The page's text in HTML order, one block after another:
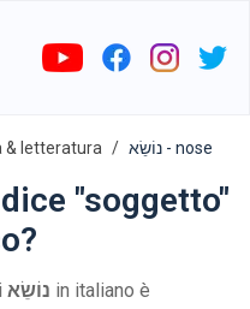
& letteratura נוֹשֵׂא - nose
"soggetto"
נוֹשֵׂא in italiano è